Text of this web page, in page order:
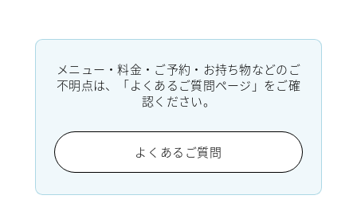
メニュー・料金・ご予約・お持ち物などのご
不明点は、「よくあるご質問ページ」をご確
認ください。
よくあるご質問